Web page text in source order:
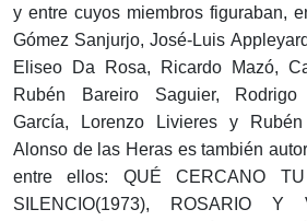
y entre cuyos miembros figuraban,
Gómez Sanjurjo, José-Luis
Eliseo Da Rosa, Ricardo Mazó,
Rubén Bareiro Saguier, Rodrigo
García, Lorenzo Livieres y
Alonso de las Heras es también
entre ellos: QUÉ CERCANO TU
SILENCIO(1973), ROSARIO Y